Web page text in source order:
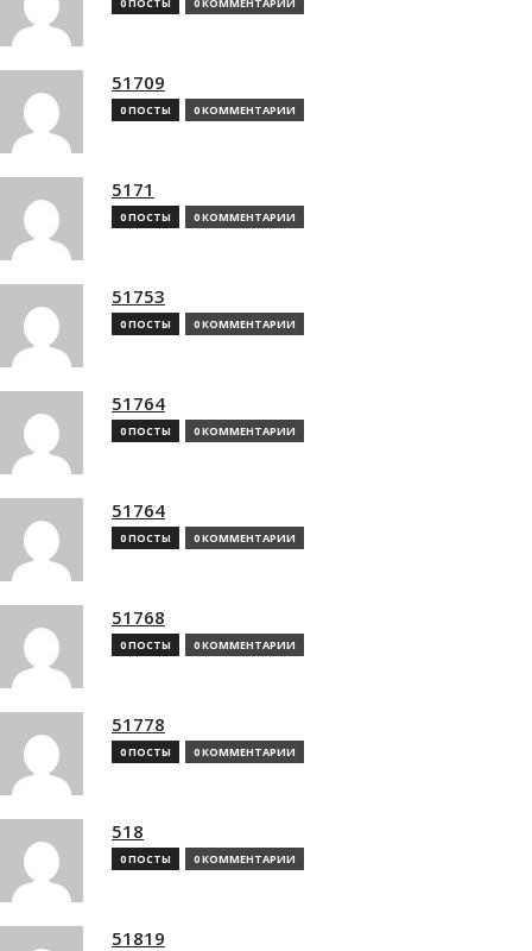
51709
0 ПОСТЫ 0 КОММЕНТАРИИ
5171
0 ПОСТЫ 0 КОММЕНТАРИИ
51753
0 ПОСТЫ 0 КОММЕНТАРИИ
51764
0 ПОСТЫ 0 КОММЕНТАРИИ
51764
0 ПОСТЫ 0 КОММЕНТАРИИ
51768
0 ПОСТЫ 0 КОММЕНТАРИИ
51778
0 ПОСТЫ 0 КОММЕНТАРИИ
518
0 ПОСТЫ 0 КОММЕНТАРИИ
51819